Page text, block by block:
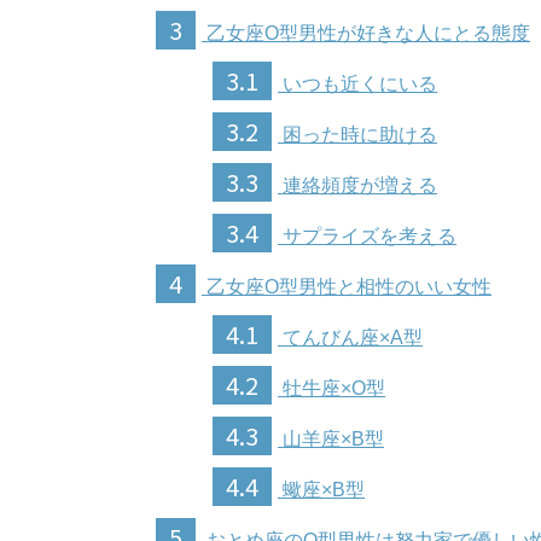
3 乙女座O型男性が好きな人にとる態度
3.1 いつも近くにいる
3.2 困った時に助ける
3.3 連絡頻度が増える
3.4 サプライズを考える
4 乙女座O型男性と相性のいい女性
4.1 てんびん座×A型
4.2 牡牛座×O型
4.3 山羊座×B型
4.4 蠍座×B型